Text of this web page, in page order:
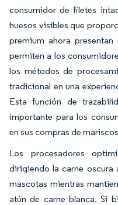
consumidor de filetes
huesos visibles que
premium ahora
permiten a los
los métodos de
tradicional en una
Esta función de
importante para los
en sus compras de
Los procesadores
dirigiendo la carne oscura
mascotas mientras
atún de carne blanca. Si